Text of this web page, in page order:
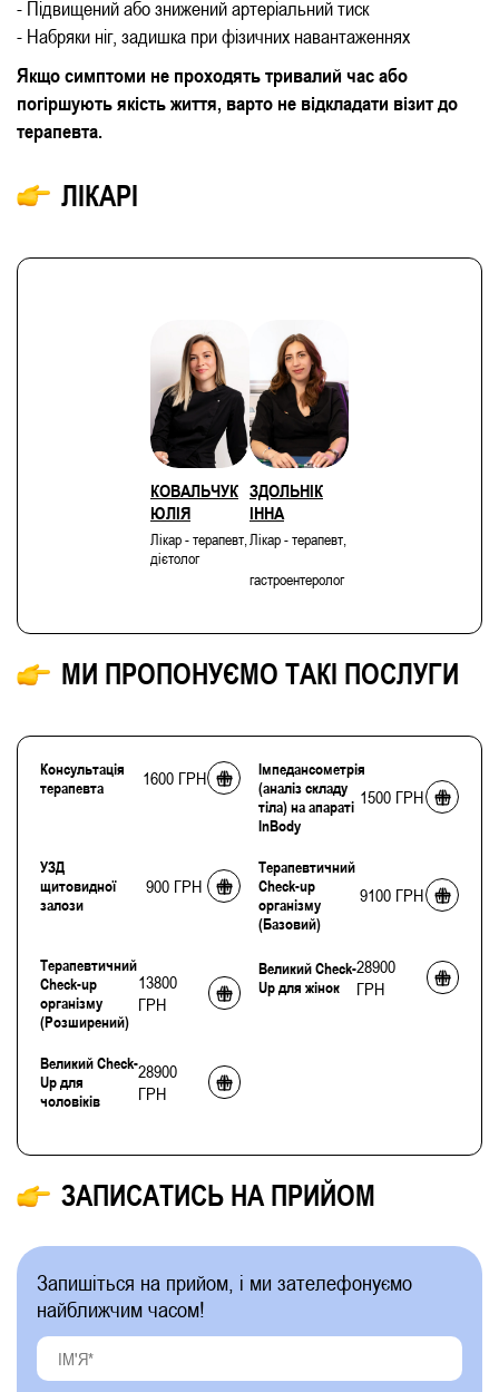
- Підвищений або знижений артеріальний тиск
- Набряки ніг, задишка при фізичних навантаженнях
Якщо симптоми не проходять тривалий час або
погіршують якість життя, варто не відкладати візит до
терапевта.
ЛІКАРІ
КОВАЛЬЧУК
ЮЛІЯ
Лікар - терапевт,
дієтолог
ЗДОЛЬНІК
ІННА
Лікар - терапевт,
гастроентеролог
МИ ПРОПОНУЄМО ТАКІ ПОСЛУГИ
Консультація
терапевта
1600 ГРН
Імпедансометрія
(аналіз складу
тіла) на апараті
InBody
1500 ГРН
УЗД
щитовидної
залози
900 ГРН
Терапевтичний
Check-up
організму
(Базовий)
9100 ГРН
Терапевтичний
Check-up
організму
(Розширений)
13800
ГРН
Великий Check-
Up для жінок
28900
ГРН
Великий Check-
Up для
чоловіків
28900
ГРН
ЗАПИСАТИСЬ НА ПРИЙОМ
Запишіться на прийом, і ми зателефонуємо
найближчим часом!